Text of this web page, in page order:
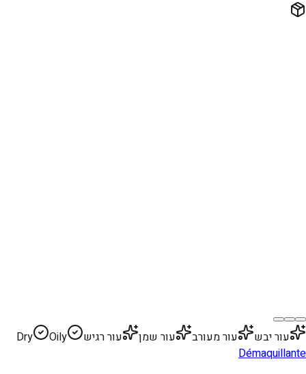
עור יבש עור מעורב עור שמן עור רגיש Dry
Oily
Démaquillante